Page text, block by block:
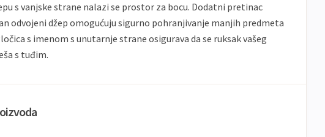
s vanjske strane nalazi se prostor za bocu. Dodatni pretinac
odvojeni džep omogućuju sigurno pohranjivanje manjih predmeta
s imenom s unutarnje strane osigurava da se ruksak vašeg
s tuđim.